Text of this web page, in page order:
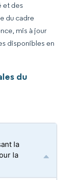
et des
du cadre
mis à jour
disponibles en
du
la
la